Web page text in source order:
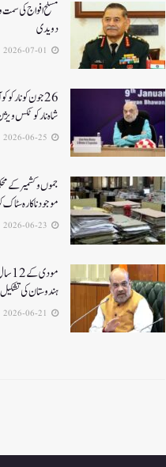
مسلح افواج کی
دویدی
26جون کونارکو
شاہ نارکوٹکس
جموں و کشمیر کے
موجود ناکارہ سٹاک
ہندوستان کی تشکیل